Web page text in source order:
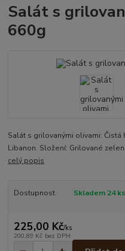
Salát s
660g
Salát s grilovanými olivami:
Libanon. Složení: Grilované
celý popis
Dostupnost Skladem 24 ks
225,00 Kč/ks
200,89 Kč bez DPH